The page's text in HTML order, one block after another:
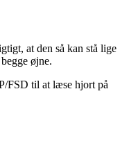
at den så kan stå lige
øjne.
FSD til at læse hjort på